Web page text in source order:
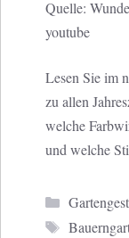
Quelle:
youtube
Lesen Sie im
zu allen
welche
und welche
Kategorien